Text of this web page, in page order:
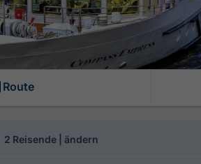
Route
2 Reisende | ändern